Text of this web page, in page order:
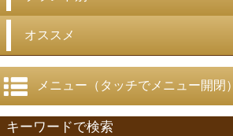
オススメ
メニュー（タッチでメニュー開閉）
キーワードで検索